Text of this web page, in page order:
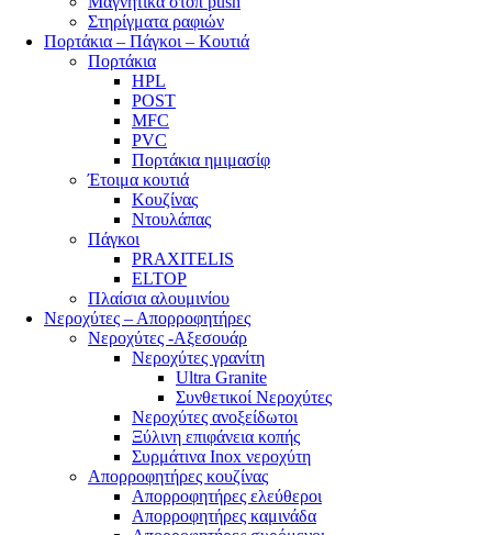
Στηρίγματα ραφιών
Πορτάκια – Πάγκοι – Κουτιά
Πορτάκια
HPL
POST
MFC
PVC
Πορτάκια ημιμασίφ
Έτοιμα κουτιά
Κουζίνας
Ντουλάπας
Πάγκοι
PRAXITELIS
ELTOP
Πλαίσια αλουμινίου
Νεροχύτες – Απορροφητήρες
Νεροχύτες -Αξεσουάρ
Νεροχύτες γρανίτη
Ultra Granite
Συνθετικοί Νεροχύτες
Νεροχύτες ανοξείδωτοι
Ξύλινη επιφάνεια κοπής
Συρμάτινα Inox νεροχύτη
Απορροφητήρες κουζίνας
Απορροφητήρες ελεύθεροι
Απορροφητήρες καμινάδα